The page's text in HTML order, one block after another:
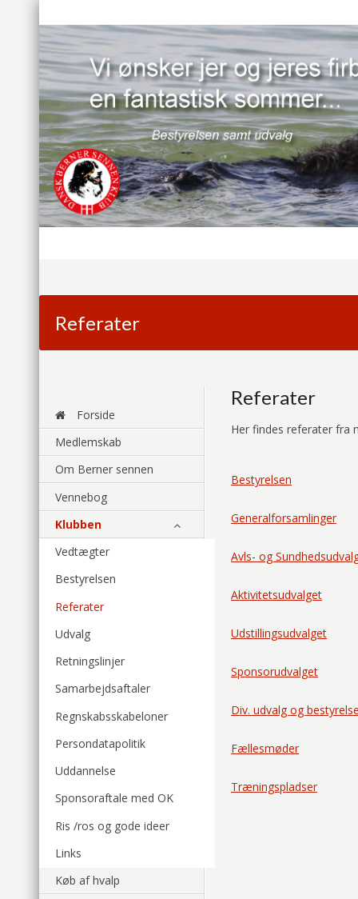
Referater
Forside
Medlemskab
Om Berner sennen
Vennebog
Klubben
Vedtægter
Bestyrelsen
Referater
Udvalg
Retningslinjer
Samarbejdsaftaler
Regnskabsskabeloner
Persondatapolitik
Uddannelse
Sponsoraftale med OK
Ris /ros og gode ideer
Links
Køb af hvalp
Referater
Her findes referater fra
Bestyrelsen
Generalforsamlinger
Avls- og
Aktivitetsudvalget
Udstillingsudvalget
Sponsorudvalget
Div. udvalg og
Fællesmøder
Træningspladser